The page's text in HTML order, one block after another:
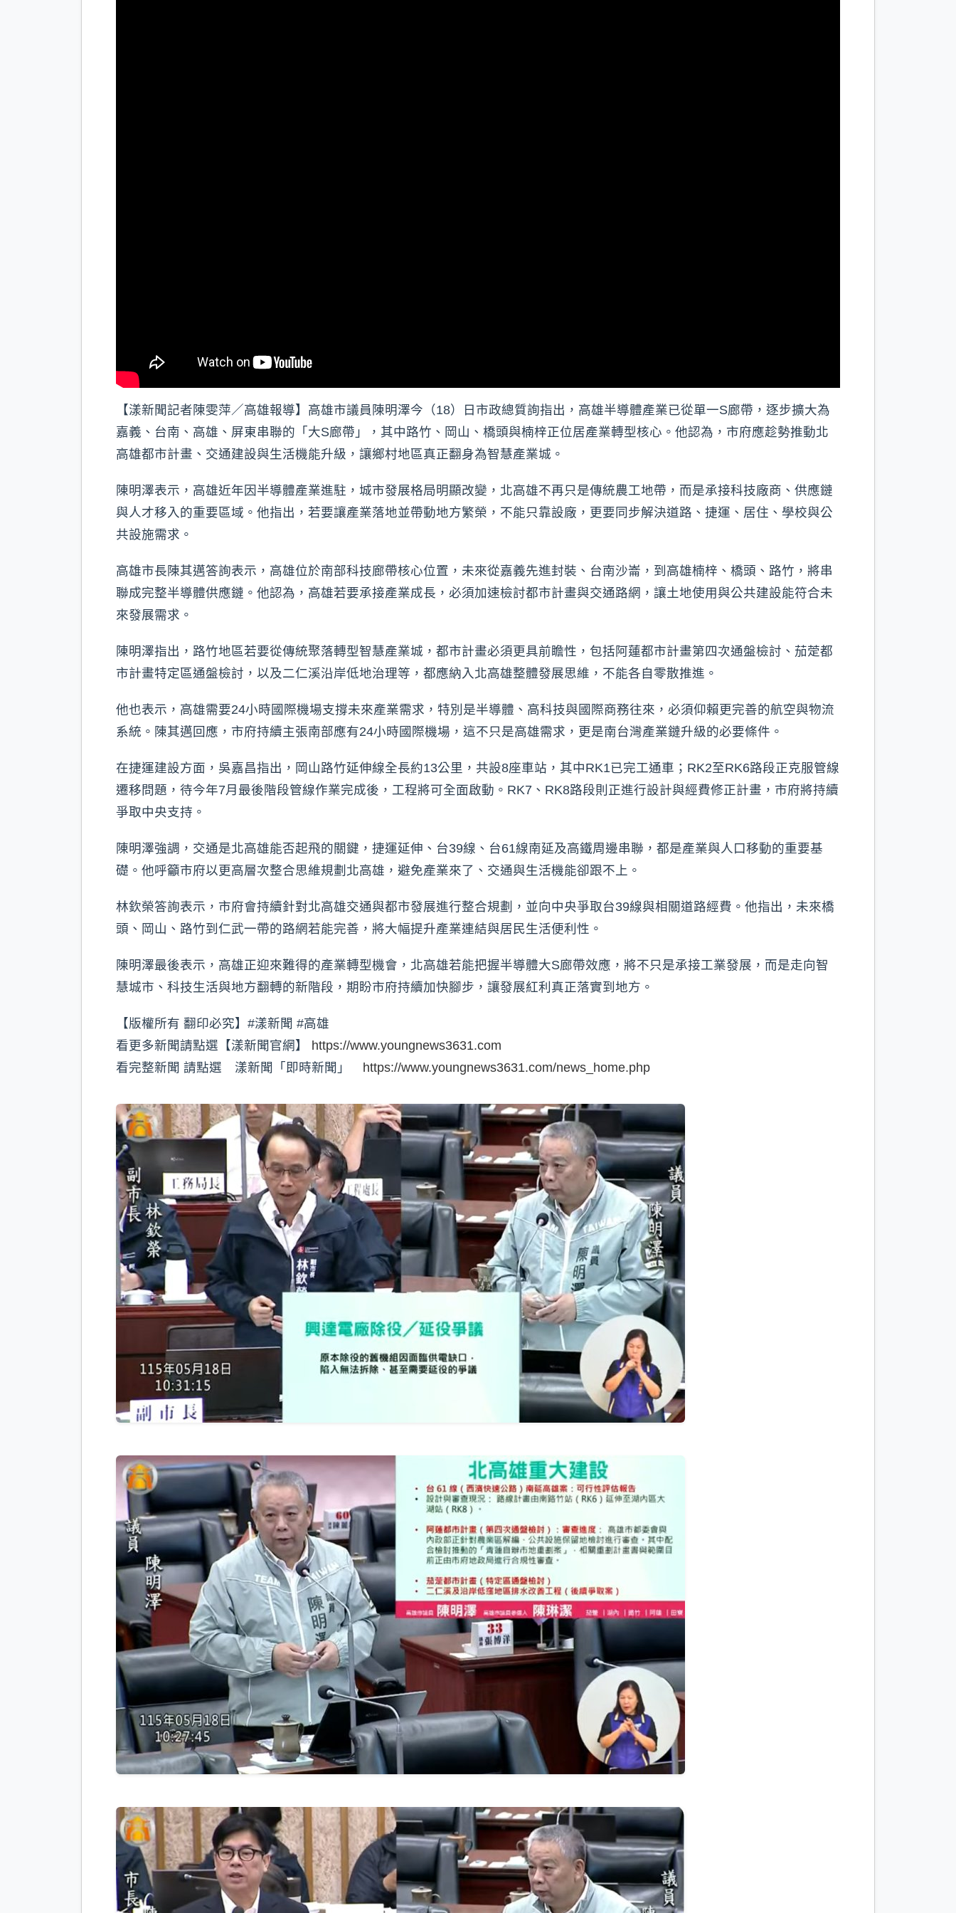
【漾新聞記者陳雯萍／高雄報導】高雄市議員陳明澤今（18）日市政總質詢指出，高雄半導體產業已從單一S廊帶，逐步擴大為
嘉義、台南、高雄、屏東串聯的「大S廊帶」，其中路竹、岡山、橋頭與楠梓正位居產業轉型核心。他認為，市府應趁勢推動北
高雄都市計畫、交通建設與生活機能升級，讓鄉村地區真正翻身為智慧產業城。
陳明澤表示，高雄近年因半導體產業進駐，城市發展格局明顯改變，北高雄不再只是傳統農工地帶，而是承接科技廠商、供應鏈
與人才移入的重要區域。他指出，若要讓產業落地並帶動地方繁榮，不能只靠設廠，更要同步解決道路、捷運、居住、學校與公
共設施需求。
高雄市長陳其邁答詢表示，高雄位於南部科技廊帶核心位置，未來從嘉義先進封裝、台南沙崙，到高雄楠梓、橋頭、路竹，將串
聯成完整半導體供應鏈。他認為，高雄若要承接產業成長，必須加速檢討都市計畫與交通路網，讓土地使用與公共建設能符合未
來發展需求。
陳明澤指出，路竹地區若要從傳統聚落轉型智慧產業城，都市計畫必須更具前瞻性，包括阿蓮都市計畫第四次通盤檢討、茄萣都
市計畫特定區通盤檢討，以及二仁溪沿岸低地治理等，都應納入北高雄整體發展思維，不能各自零散推進。
他也表示，高雄需要24小時國際機場支撐未來產業需求，特別是半導體、高科技與國際商務往來，必須仰賴更完善的航空與物流
系統。陳其邁回應，市府持續主張南部應有24小時國際機場，這不只是高雄需求，更是南台灣產業鏈升級的必要條件。
在捷運建設方面，吳嘉昌指出，岡山路竹延伸線全長約13公里，共設8座車站，其中RK1已完工通車；RK2至RK6路段正克服管線
遷移問題，待今年7月最後階段管線作業完成後，工程將可全面啟動。RK7、RK8路段則正進行設計與經費修正計畫，市府將持續
爭取中央支持。
陳明澤強調，交通是北高雄能否起飛的關鍵，捷運延伸、台39線、台61線南延及高鐵周邊串聯，都是產業與人口移動的重要基
礎。他呼籲市府以更高層次整合思維規劃北高雄，避免產業來了、交通與生活機能卻跟不上。
林欽榮答詢表示，市府會持續針對北高雄交通與都市發展進行整合規劃，並向中央爭取台39線與相關道路經費。他指出，未來橋
頭、岡山、路竹到仁武一帶的路網若能完善，將大幅提升產業連結與居民生活便利性。
陳明澤最後表示，高雄正迎來難得的產業轉型機會，北高雄若能把握半導體大S廊帶效應，將不只是承接工業發展，而是走向智
慧城市、科技生活與地方翻轉的新階段，期盼市府持續加快腳步，讓發展紅利真正落實到地方。
【版權所有 翻印必究】#漾新聞 #高雄
看更多新聞請點選【漾新聞官網】 https://www.youngnews3631.com
看完整新聞 請點選 漾新聞「即時新聞」 https://www.youngnews3631.com/news_home.php